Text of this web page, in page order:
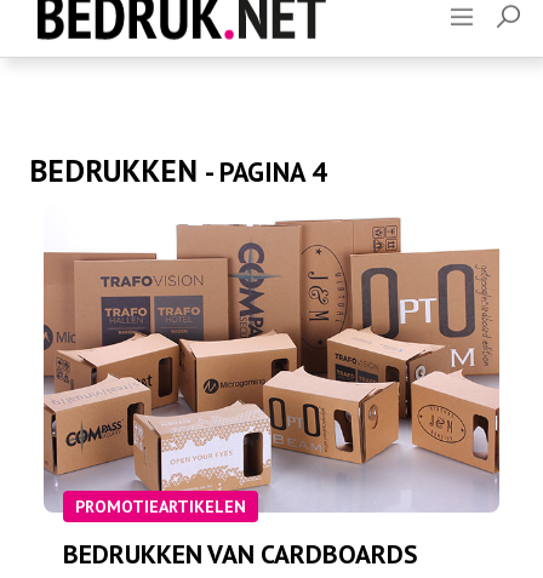
Contact
BEDRUKKEN - PAGINA 4
PROMOTIEARTIKELEN
BEDRUKKEN VAN CARDBOARDS